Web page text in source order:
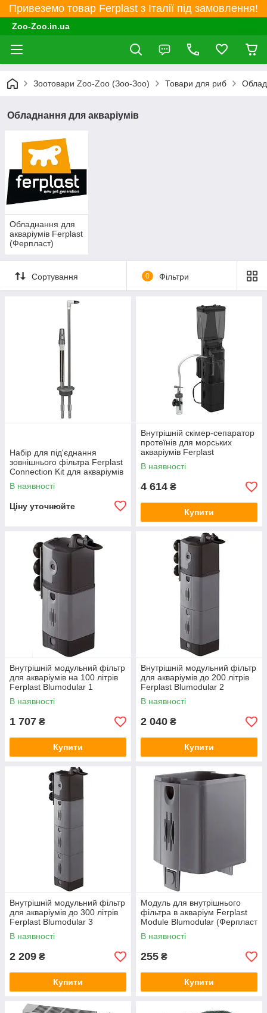
Привеземо товар Ferplast з Італії під замовлення!
Zoo-Zoo.in.ua
Зоотовари Zoo-Zoo (Зоо-Зоо) Товари для риб
Обладнання для акваріумів
Обладнання для
акваріумів Ferplast
(Ферпласт)
Сортування 0 Фільтри
Набір для під'єднання
зовнішнього фільтра Ferplast
Connection Kit для акваріумів
Star (Ферпласт Конекшин
Кет)
В наявності
Ціну уточнюйте
Внутрішній скімер-сепаратор
протеїнів для морських
акваріумів Ferplast
Bluskimmer 250 (Ферпласт
Блускімер 250)
В наявності
4 614 ₴
Купити
Внутрішній модульний фільтр
для акваріумів на 100 літрів
Ferplast Blumodular 1
(Ферпласт Блумодулар 1)
В наявності
1 707 ₴
Купити
Внутрішній модульний фільтр
для акваріумів до 200 літрів
Ferplast Blumodular 2
(Ферпласт Блумодулар 2)
В наявності
2 040 ₴
Купити
Внутрішній модульний фільтр
для акваріумів до 300 літрів
Ferplast Blumodular 3
(Ферпласт Блумодулар 3)
В наявності
2 209 ₴
Купити
Модуль для внутрішнього
фільтра в акваріум Ferplast
Module Blumodular (Ферпласт
Модуль Блумодулар)
В наявності
255 ₴
Купити